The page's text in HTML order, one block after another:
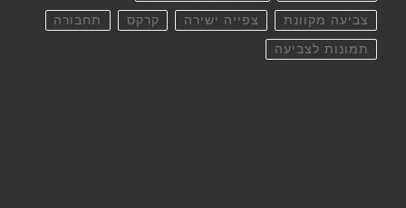
צביעה מקוונת צפייה ישירה קרקס תחבורה
תמונות לצביעה